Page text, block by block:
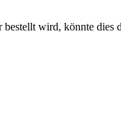
wird, könnte dies